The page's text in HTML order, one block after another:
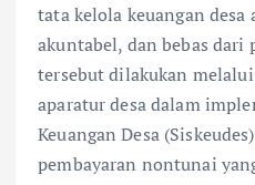
tata kelola keuangan
akuntabel, dan bebas dari
tersebut dilakukan
aparatur desa dalam
Keuangan Desa
pembayaran nontunai